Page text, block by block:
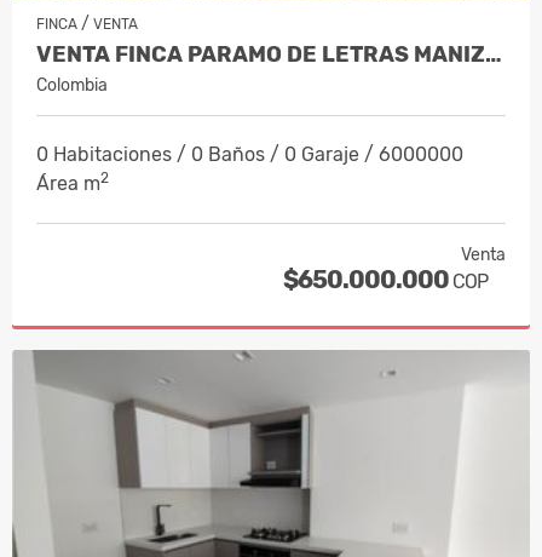
FINCA / VENTA
VENTA FINCA PARAMO DE LETRAS MANIZAL…
Colombia
0 Habitaciones / 0 Baños / 0 Garaje / 6000000
Área m2
Venta
$650.000.000 COP